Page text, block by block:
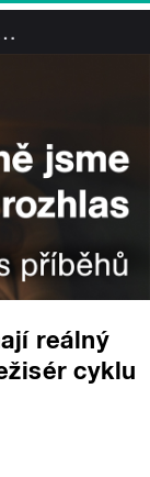
reálný
cyklu